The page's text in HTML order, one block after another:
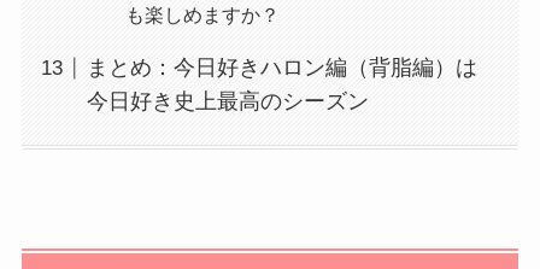
も楽しめますか？
まとめ：今日好きハロン編（背脂編）は
今日好き史上最高のシーズン